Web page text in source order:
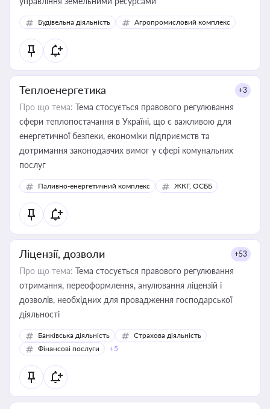
Будівельна діяльність Агропромисловий комплекс
Теплоенергетика +3
Про що тема: Тема стосується правового регулювання
сфери теплопостачання в Україні, що є важливою для
енергетичної безпеки, економіки підприємств та
дотримання законодавчих вимог у сфері комунальних
послуг
Паливно-енергетичний комплекс ЖКГ, ОСББ
Ліцензії, дозволи +53
Про що тема: Тема стосується правового регулювання
отримання, переоформлення, анулювання ліцензій і
дозволів, необхідних для провадження господарської
діяльності
Банківська діяльність
Страхова діяльність
Фінансові послуги
+5